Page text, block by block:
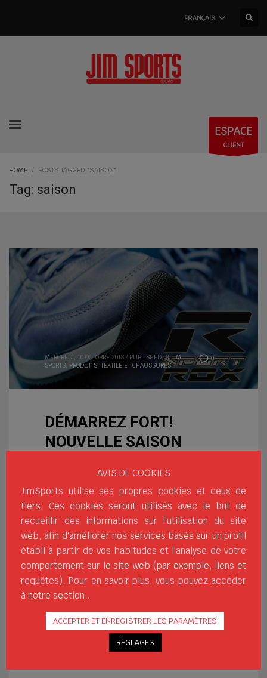
FRANÇAIS
ESPACE
CLIENT
HOME POSTS TAGGED "SAISON"
Tag: saison
0
MERCREDI, 10 OCTOBRE 2018 / PUBLISHED IN JIM
SPORTS, PRODUITS, TEXTILE ET CHAUSSURES
DÉMARREZ FORT!
NOUVELLE SAISON
Nous vous présentons la
collection de chaussures
urbaines par notre marque
ROX, qui allient technicité et
phares dans le monde de la chaussure
sportive et urbaine. En perpétuelle
amélioration pour combiner le confort et
le style, nous vous présentons notre
collection encore plus innovante: R-
MASAI La chaussure Rox R-Masai est
NOUVELLES TENDANCES ROX SAISON
AVIS DE COOKIES
JimSports utilise ses propres cookies et ceux de
tiers. Ces cookies seront utilisés avec le but de
recueillir des informations sur l'utilisation du site
web, afin d'améliorer nos services basés sur un profil
établi à partir de vos habitudes et l'analyse de votre
comportement sur le site web (par exemple, liens et
requêtes). Pour en savoir plus, vous pouvez accéder
à notre section .
ACCEPTER ET ENREGISTRER LES PARAMÈTRES
RÉGLAGES